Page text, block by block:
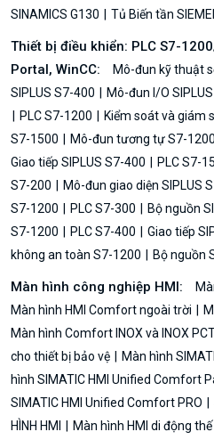
SINAMICS G130
Tủ Biến tần
Thiết bị điều khiển: PLC S7-
Portal, WinCC:
Mô-đun kỹ thuật
SIPLUS S7-400
Mô-đun I/O
PLC S7-1200
Kiểm soát và giám
S7-1500
Mô-đun tương tự S7-1200
Giao tiếp SIPLUS S7-400
PLC S7-
S7-200
Mô-đun giao diện SIPLUS
S7-1200
PLC S7-300 Bộ nguồn
S7-1200
PLC S7-400 Giao tiếp
không an toàn S7-1200
Bộ nguồn
Màn hình công nghiệp HMI:
Màn hình HMI Comfort ngoài trời
Màn hình Comfort INOX và INOX
cho thiết bị bảo vệ
Màn hình
hình SIMATIC HMI Unified Comfort
SIMATIC HMI Unified Comfort PRO
HÌNH HMI
Màn hình HMI di động